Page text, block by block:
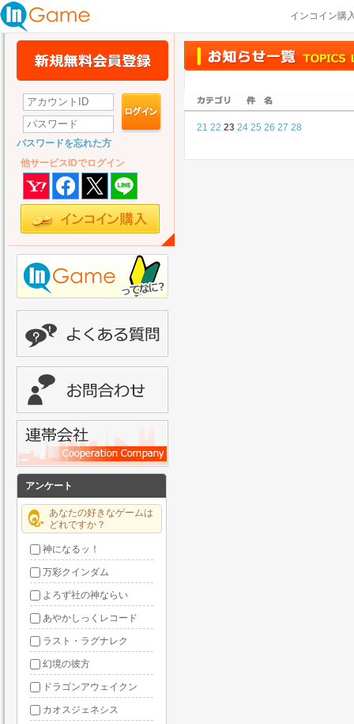
インコイン購
パスワードを忘れた方
他サービスIDでログイン
アンケート
あなたの好きなゲームは
どれですか？
神になるッ！
万彩クインダム
よろず社の神ならい
あやかしっくレコード
ラスト・ラグナレク
幻境の彼方
ドラゴンアウェイクン
カオスジェネシス
21 22 23 24 25 26 27 28